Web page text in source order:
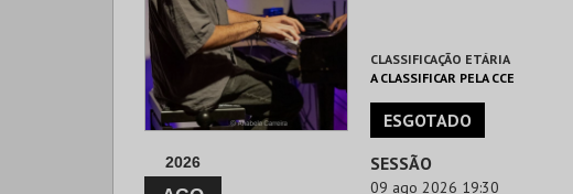
CLASSIFICAÇÃO ETÁRIA
A CLASSIFICAR PELA CCE
ESGOTADO
2026 SESSÃO
09 ago 2026 19:30